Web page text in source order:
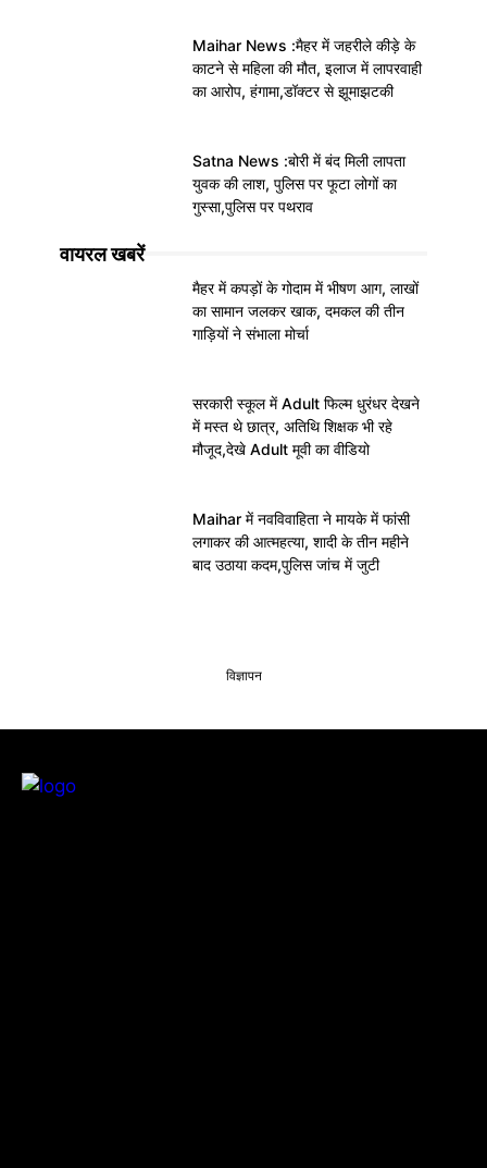
Maihar News :मैहर में जहरीले कीड़े के
काटने से महिला की मौत, इलाज में लापरवाही
का आरोप, हंगामा,डॉक्टर से झूमाझटकी
Satna News :बोरी में बंद मिली लापता
युवक की लाश, पुलिस पर फूटा लोगों का
गुस्सा,पुलिस पर पथराव
वायरल खबरें
मैहर में कपड़ों के गोदाम में भीषण आग, लाखों
का सामान जलकर खाक, दमकल की तीन
गाड़ियों ने संभाला मोर्चा
सरकारी स्कूल में Adult फिल्म धुरंधर देखने
में मस्त थे छात्र, अतिथि शिक्षक भी रहे
मौजूद,देखे Adult मूवी का वीडियो
Maihar में नवविवाहिता ने मायके में फांसी
लगाकर की आत्महत्या, शादी के तीन महीने
बाद उठाया कदम,पुलिस जांच में जुटी
विज्ञापन